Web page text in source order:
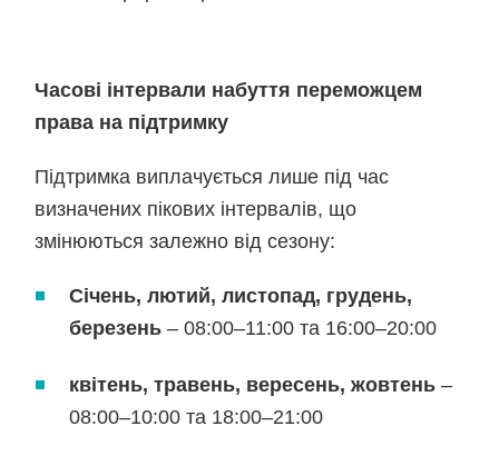
Часові інтервали набуття переможцем
права на підтримку
Підтримка виплачується лише під час
визначених пікових інтервалів, що
змінюються залежно від сезону:
Січень, лютий, листопад, грудень,
березень – 08:00–11:00 та 16:00–20:00
квітень, травень, вересень, жовтень –
08:00–10:00 та 18:00–21:00